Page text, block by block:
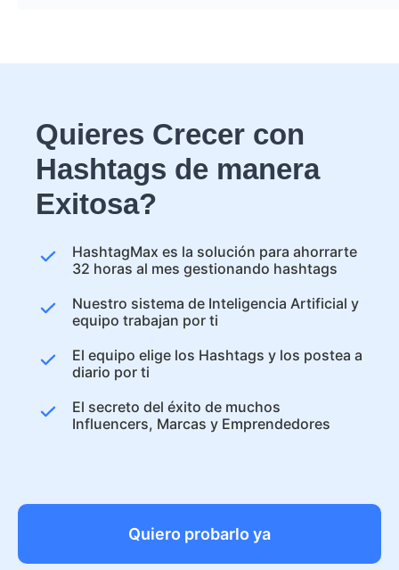
Quieres Crecer con
Hashtags de manera
Exitosa?
HashtagMax es la solución para ahorrarte
32 horas al mes gestionando hashtags
Nuestro sistema de Inteligencia Artificial y
equipo trabajan por ti
El equipo elige los Hashtags y los postea a
diario por ti
El secreto del éxito de muchos
Influencers, Marcas y Emprendedores
Quiero probarlo ya